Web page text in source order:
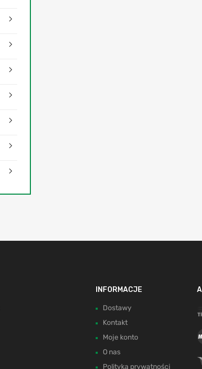
INFORMACJE
Dostawy
Kontakt
Moje konto
O nas
Polityka prywatności